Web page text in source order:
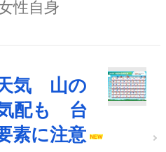
性自身
気 山の
配も 台
素に注意